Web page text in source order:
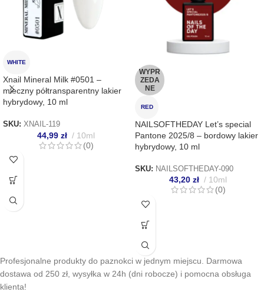
WHITE
Xnail Mineral Milk #0501 –
mleczny półtransparentny lakier
hybrydowy, 10 ml
SKU: XNAIL-119
44,99 zł
10ml
(0)
WYPR
ZEDA
NE
RED
NAILSOFTHEDAY Let’s special
Pantone 2025/8 – bordowy lakier
hybrydowy, 10 ml
SKU: NAILSOFTHEDAY-090
43,20 zł
10ml
(0)
Profesjonalne produkty do paznokci w jednym miejscu. Darmowa
dostawa od 250 zł, wysyłka w 24h (dni robocze) i pomocna obsługa
klienta!